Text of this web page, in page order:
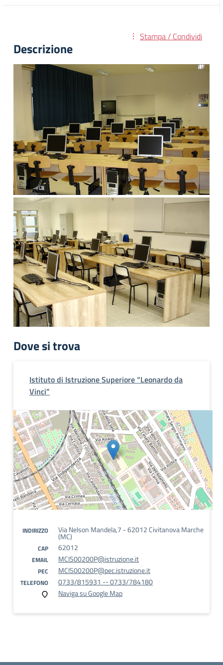
Stampa / Condividi
Descrizione
Dove si trova
Istituto di Istruzione Superiore “Leonardo da
Vinci”
INDIRIZZO Via Nelson Mandela,7 - 62012 Civitanova Marche
(MC)
CAP 62012
EMAIL MCIS00200P@istruzione.it
PEC MCIS00200P@pec.istruzione.it
TELEFONO
0733/815931 -- 0733/784180
Naviga su Google Map